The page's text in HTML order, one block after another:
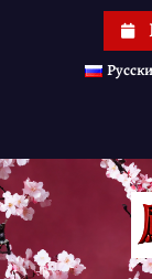
й
т
и
к